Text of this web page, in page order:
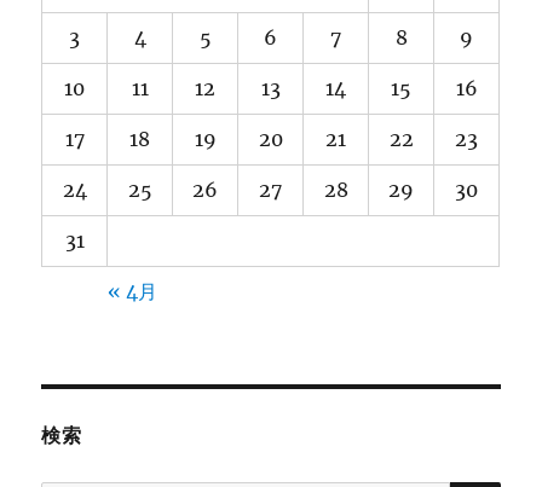
3 4 5 6 7 8 9
10 11 12 13 14 15 16
17 18 19 20 21 22 23
24 25 26 27 28 29 30
31
« 4月
検索